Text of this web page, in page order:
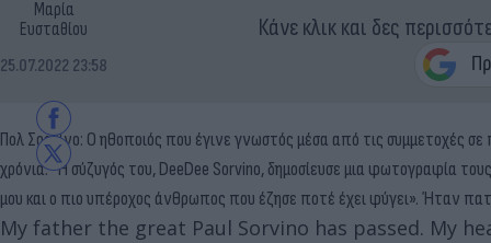
Μαρία
Ευσταθίου
25.07.2022 23:58
Κάνε κλικ και δες
Πολ Σορβίνο: Ο ηθοποιός που έγινε γνωστός μέσα από τις συμμετοχές
χρόνια. Η σύζυγός του, DeeDee Sorvino, δημοσίευσε μια φωτογραφία
μου και ο πιο υπέροχος άνθρωπος που έζησε ποτέ έχει φύγει». Ήταν
My father the great Paul Sorvino has passed. My